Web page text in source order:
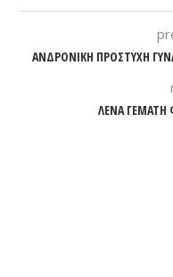
ΑΝΔΡΟΝΙΚΗ ΠΡΟΣΤΥΧΗ
ΛΕΝΑ ΓΕΜΑΤΗ